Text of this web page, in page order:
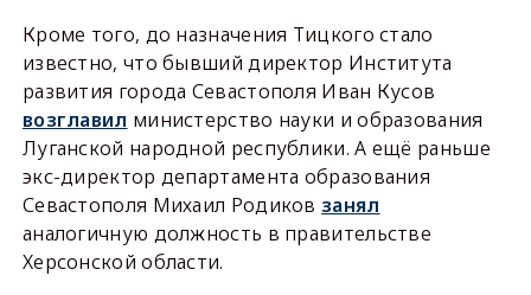
Кроме того, до назначения Тицкого стало
известно, что бывший директор Института
развития города Севастополя Иван Кусов
возглавил министерство науки и образования
Луганской народной республики. А ещё раньше
экс-директор департамента образования
Севастополя Михаил Родиков занял
аналогичную должность в правительстве
Херсонской области.